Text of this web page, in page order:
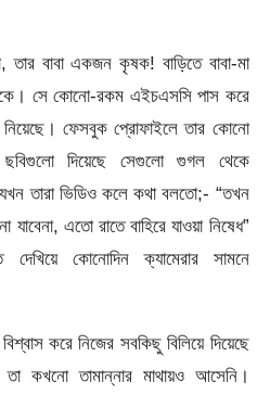
বাবা একজন কৃষক! বাড়িতে বাবা-মা
সে কোনো-রকম এইচএসসি পাস করে
নিয়েছে। ফেসবুক প্রোফাইলে তার কোনো
ছবিগুলো দিয়েছে সেগুলো গুগল থেকে
তারা ভিডিও কলে কথা বলতো;- “তখন
যাবেনা, এতো রাতে বাহিরে যাওয়া নিষেধ”
কোনোদিন ক্যামেরার সামনে
করে নিজের সবকিছু বিলিয়ে দিয়েছে
কখনো তামান্নার মাথায়ও আসেনি।